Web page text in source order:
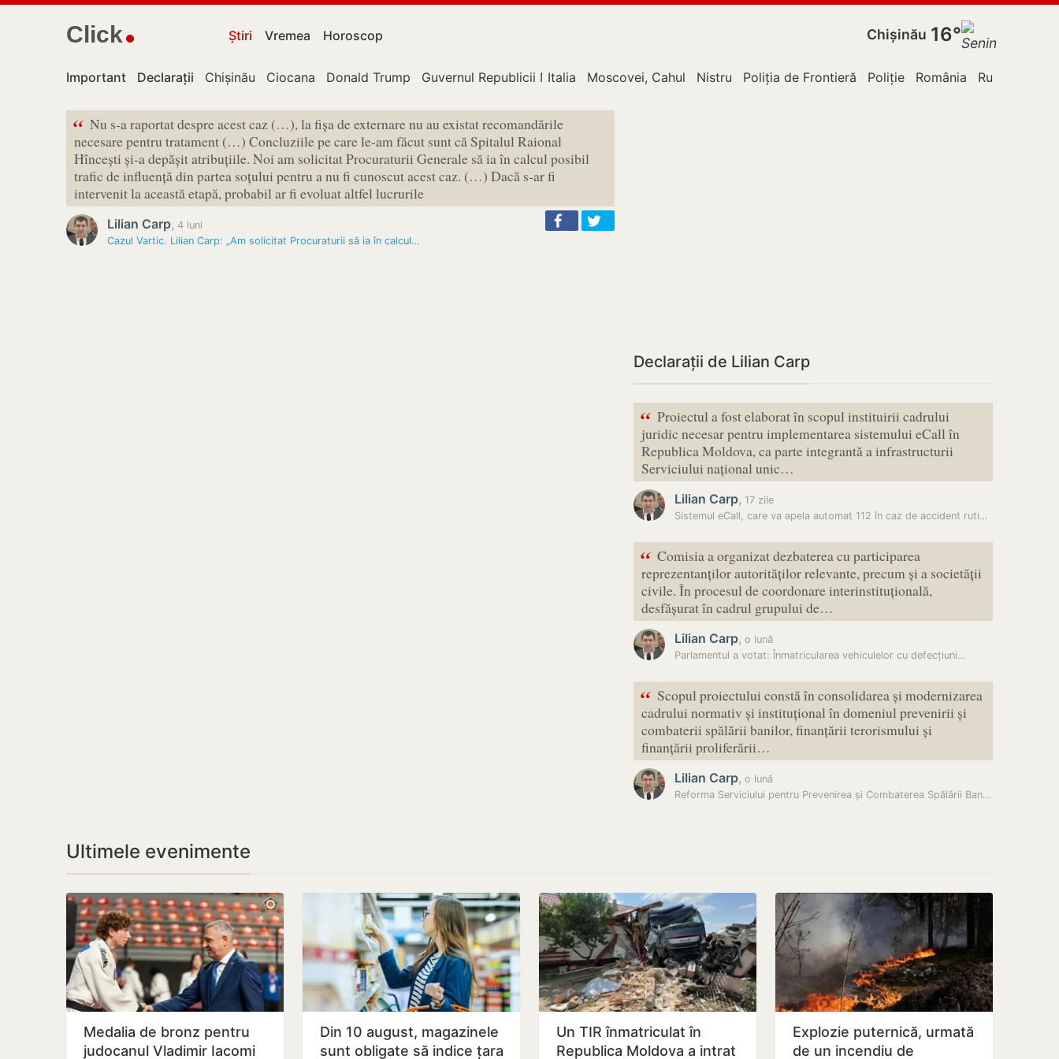
Click Știri Vremea Horoscop Chișinău 16°
Important Declarații Chișinău Ciocana Donald Trump Guvernul Republicii Moldova
Italia Moscovei, Cahul Nistru Poliția de Frontieră Poliție România Rusia
“ Nu s-a raportat despre acest caz (…), la fișa de externare nu au existat recomandările
necesare pentru tratament (…) Concluziile pe care le-am făcut sunt că Spitalul Raional
Hîncești și-a depășit atribuțiile. Noi am solicitat Procuraturii Generale să ia în calcul posibil
trafic de influență din partea soțului pentru a nu fi cunoscut acest caz. (…) Dacă s-ar fi
intervenit la această etapă, probabil ar fi evoluat altfel lucrurile
Lilian Carp, 4 luni
Cazul Vartic. Lilian Carp: „Am solicitat Procuraturii să ia în calcul…
Declarații de Lilian Carp
“ Proiectul a fost elaborat în scopul instituirii cadrului
juridic necesar pentru implementarea sistemului eCall în
Republica Moldova, ca parte integrantă a infrastructurii
Serviciului național unic…
Lilian Carp, 17 zile
Sistemul eCall, care va apela automat 112 în caz de accident rutier,…
“ Comisia a organizat dezbaterea cu participarea
reprezentanților autorităților relevante, precum și a societății
civile. În procesul de coordonare interinstituțională,
desfășurat în cadrul grupului de…
Lilian Carp, o lună
Parlamentul a votat: Înmatricularea vehiculelor cu defecțiuni…
“ Scopul proiectului constă în consolidarea și modernizarea
cadrului normativ și instituțional în domeniul prevenirii și
combaterii spălării banilor, finanțării terorismului și
finanțării proliferării…
Lilian Carp, o lună
Reforma Serviciului pentru Prevenirea și Combaterea Spălării Banilor,…
Ultimele evenimente
Medalia de bronz pentru
judocanul Vladimir Iacomi
Din 10 august, magazinele
sunt obligate să indice țara
Un TIR înmatriculat în
Republica Moldova a intrat
Explozie puternică, urmată
de un incendiu de